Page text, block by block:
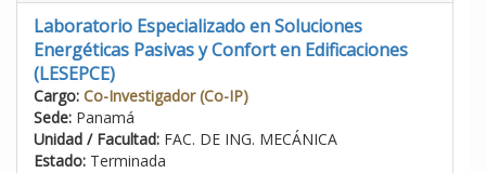
Laboratorio Especializado en Soluciones
Energéticas Pasivas y Confort en Edificaciones
(LESEPCE)
Cargo: Co-Investigador (Co-IP)
Sede: Panamá
Unidad / Facultad: FAC. DE ING. MECÁNICA
Estado: Terminada